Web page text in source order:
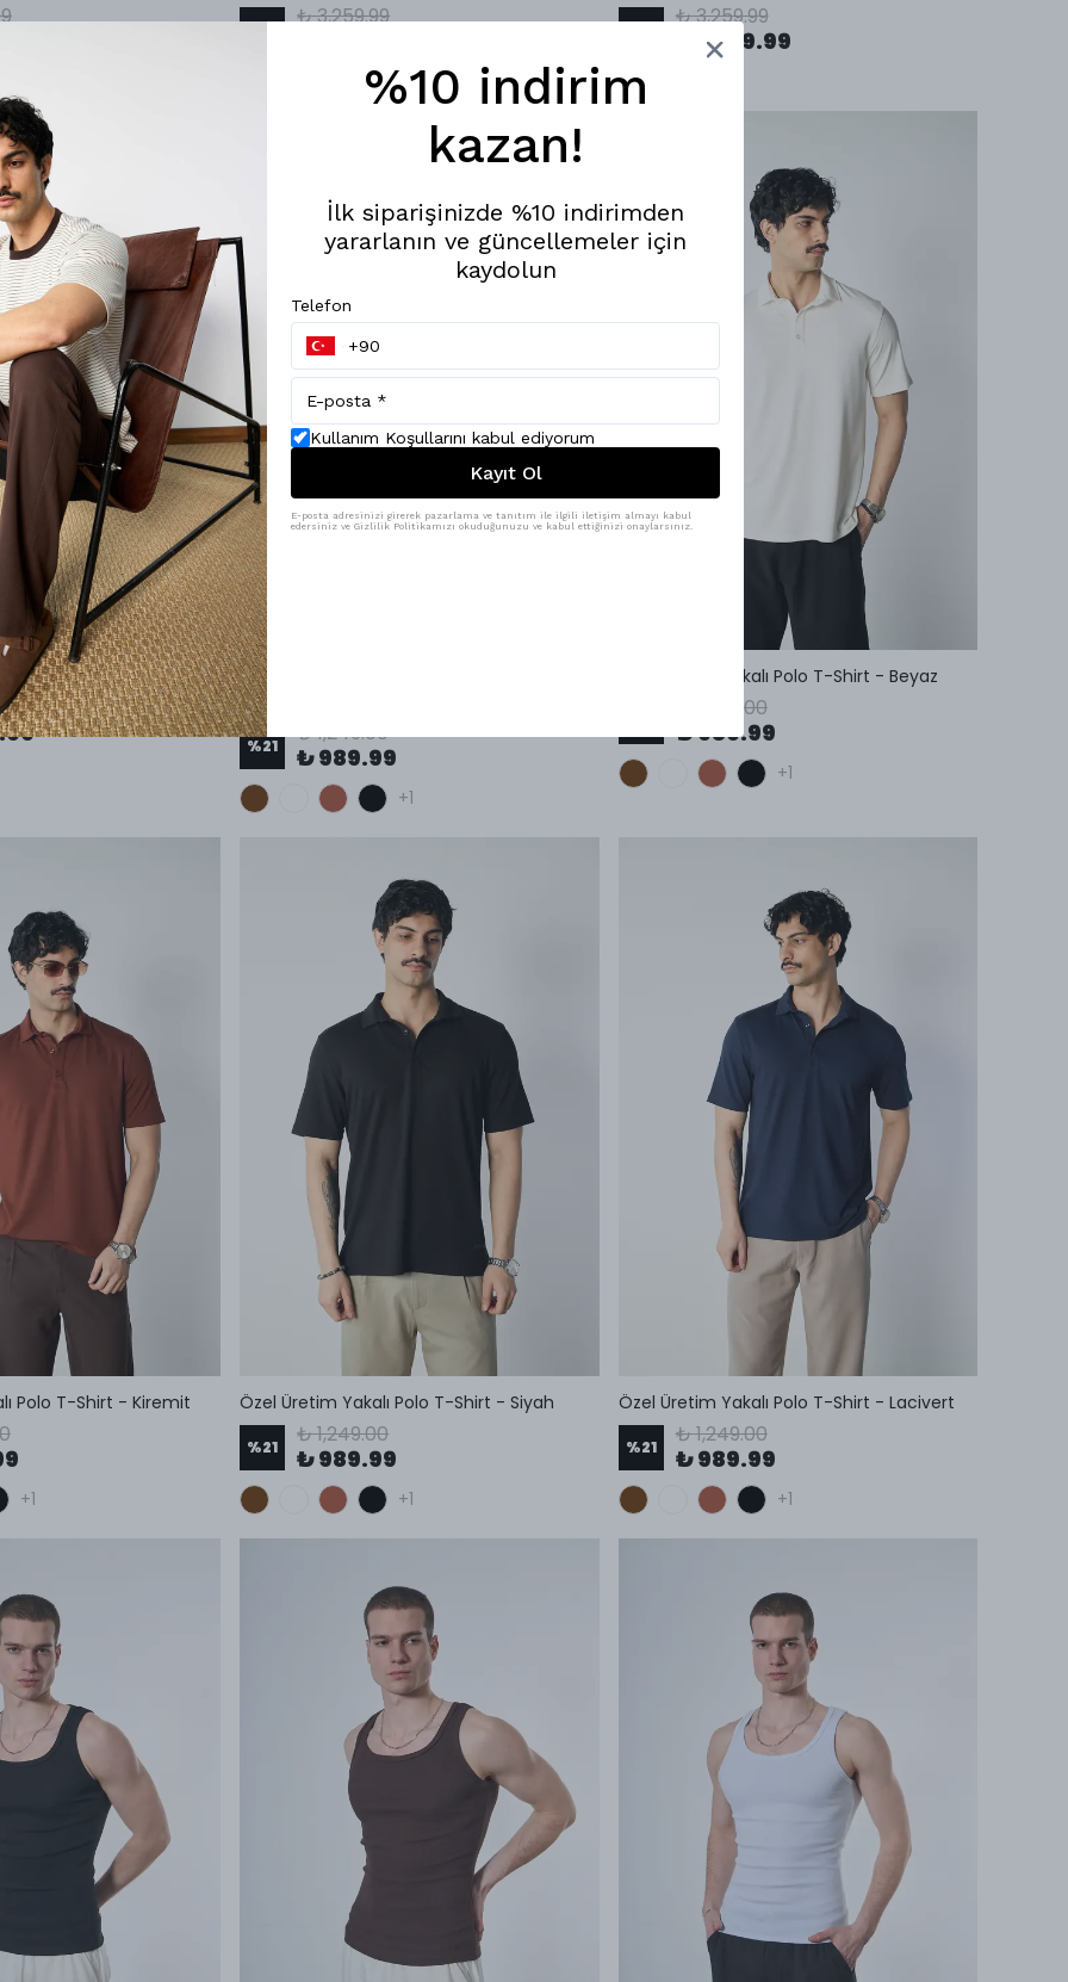
₺ 3,259.99 ₺ 3,259.99
₺ 2,199.99
Takım - Siyah
Özel Üretim Yakalı Polo T-Shirt -
Kahverengi
%21 ₺ 1,249.00
₺ 989.99
+1
Özel Üretim Yakalı Polo T-Shirt - Beyaz
₺ 1,249.00
₺ 989.99
+1
Polo T-Shirt - Kiremit
+1
Özel Üretim Yakalı Polo T-Shirt - Siyah
%21 ₺ 1,249.00
₺ 989.99
+1
Özel Üretim Yakalı Polo T-Shirt - Lacivert
%21 ₺ 1,249.00
₺ 989.99
+1
%10 indirim
kazan!
İlk siparişinizde %10 indirimden
yararlanın ve güncellemeler için
kaydolun
Telefon
Kullanım Koşullarını kabul ediyorum
Kayıt Ol
E-posta adresinizi girerek pazarlama ve tanıtım ile ilgili iletişim almayı kabul
edersiniz ve Gizlilik Politikamızı okuduğunuzu ve kabul ettiğinizi onaylarsınız.